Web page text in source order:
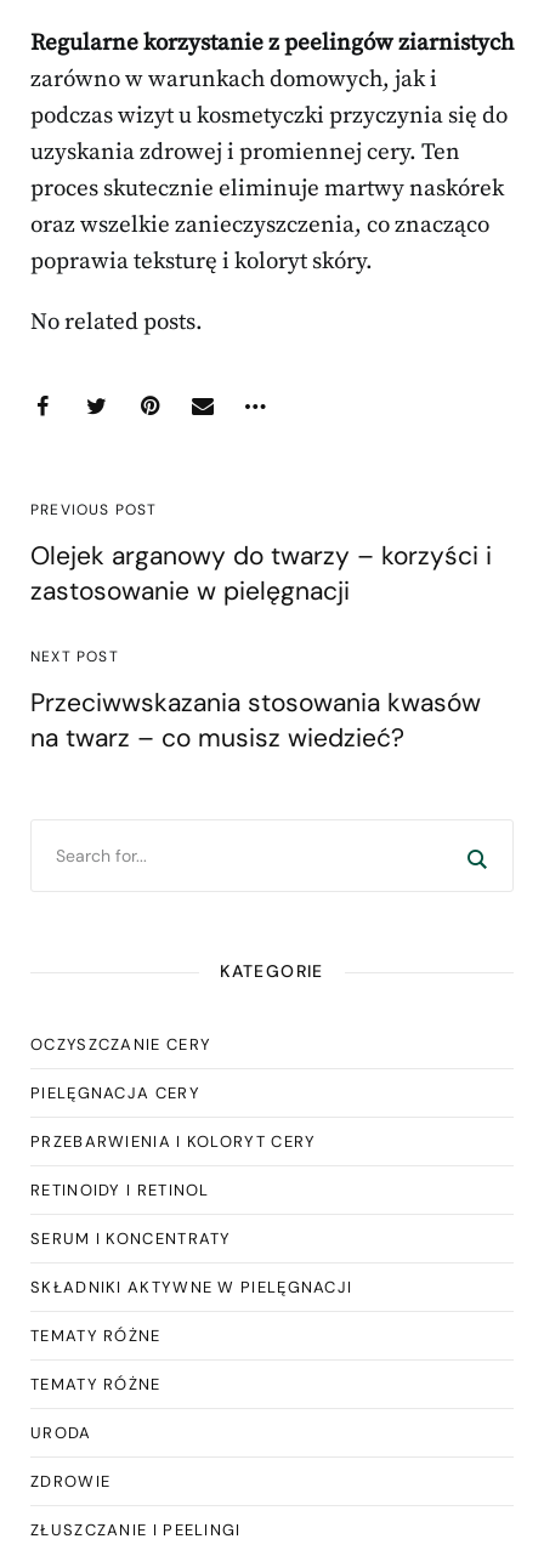
Regularne korzystanie z peelingów ziarnistych
zarówno w warunkach domowych, jak i
podczas wizyt u kosmetyczki przyczynia się do
uzyskania zdrowej i promiennej cery. Ten
proces skutecznie eliminuje martwy naskórek
oraz wszelkie zanieczyszczenia, co znacząco
poprawia teksturę i koloryt skóry.
No related posts.
PREVIOUS POST
Olejek arganowy do twarzy – korzyści i
zastosowanie w pielęgnacji
NEXT POST
Przeciwwskazania stosowania kwasów
na twarz – co musisz wiedzieć?
KATEGORIE
OCZYSZCZANIE CERY
PIELĘGNACJA CERY
PRZEBARWIENIA I KOLORYT CERY
RETINOIDY I RETINOL
SERUM I KONCENTRATY
SKŁADNIKI AKTYWNE W PIELĘGNACJI
TEMATY RÓŻNE
TEMATY RÓŻNE
URODA
ZDROWIE
ZŁUSZCZANIE I PEELINGI